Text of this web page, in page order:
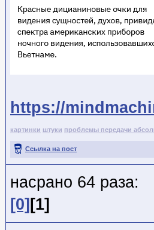
https://
картинки штуки проблемы передачи
Ссылка на пост
насрано 64 раза:
[0] [1]